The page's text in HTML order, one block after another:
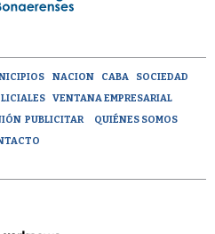
NACION CABA
SOCIEDAD
VENTANA EMPRESARIAL
PUBLICITAR
QUIÉNES SOMOS